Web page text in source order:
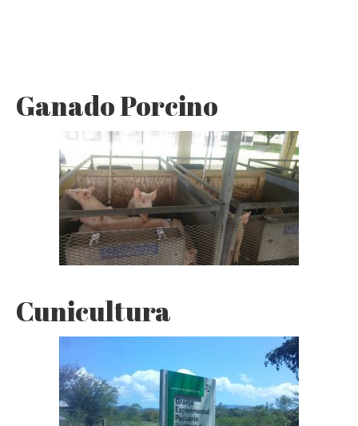
Ganado Porcino
Cunicultura